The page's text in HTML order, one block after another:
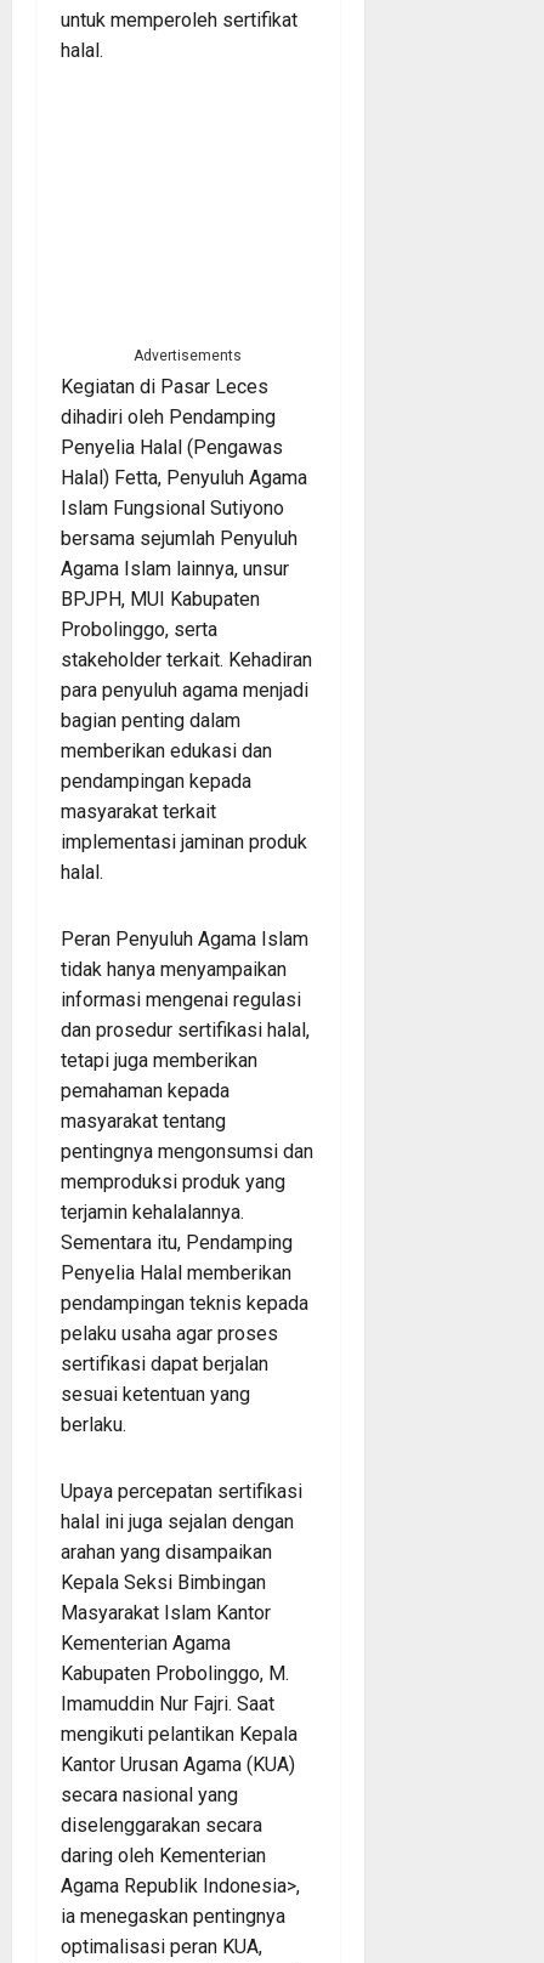
untuk memperoleh sertifikat
halal.
Advertisements
Kegiatan di Pasar Leces
dihadiri oleh Pendamping
Penyelia Halal (Pengawas
Halal) Fetta, Penyuluh Agama
Islam Fungsional Sutiyono
bersama sejumlah Penyuluh
Agama Islam lainnya, unsur
BPJPH, MUI Kabupaten
Probolinggo, serta
stakeholder terkait. Kehadiran
para penyuluh agama menjadi
bagian penting dalam
memberikan edukasi dan
pendampingan kepada
masyarakat terkait
implementasi jaminan produk
halal.
Peran Penyuluh Agama Islam
tidak hanya menyampaikan
informasi mengenai regulasi
dan prosedur sertifikasi halal,
tetapi juga memberikan
pemahaman kepada
masyarakat tentang
pentingnya mengonsumsi dan
memproduksi produk yang
terjamin kehalalannya.
Sementara itu, Pendamping
Penyelia Halal memberikan
pendampingan teknis kepada
pelaku usaha agar proses
sertifikasi dapat berjalan
sesuai ketentuan yang
berlaku.
Upaya percepatan sertifikasi
halal ini juga sejalan dengan
arahan yang disampaikan
Kepala Seksi Bimbingan
Masyarakat Islam Kantor
Kementerian Agama
Kabupaten Probolinggo, M.
Imamuddin Nur Fajri. Saat
mengikuti pelantikan Kepala
Kantor Urusan Agama (KUA)
secara nasional yang
diselenggarakan secara
daring oleh Kementerian
Agama Republik Indonesia>,
ia menegaskan pentingnya
optimalisasi peran KUA,